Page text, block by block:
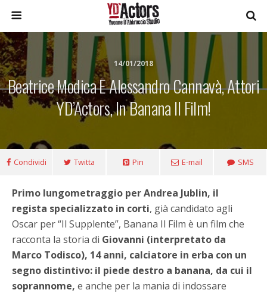
14/01/2018
Beatrice Modica E Alessandro Cannavà, Attori
YD’Actors, In Banana Il Film!
Condividi Twitta Pin E-mail SMS
Primo lungometraggio per Andrea Jublin, il
regista specializzato in corti, già candidato agli
Oscar per “Il Supplente”, Banana Il Film è un film che
racconta la storia di Giovanni (interpretato da
Marco Todisco), 14 anni, calciatore in erba con un
segno distintivo: il piede destro a banana, da cui il
soprannome, e anche per la mania di indossare